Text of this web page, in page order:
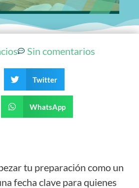
Sin comentarios
Twitter
WhatsApp
tu preparación como un
fecha clave para quienes